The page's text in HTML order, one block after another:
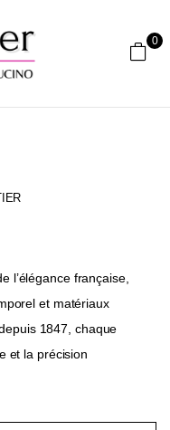
0
l’élégance française,
et matériaux
1847, chaque
et la précision